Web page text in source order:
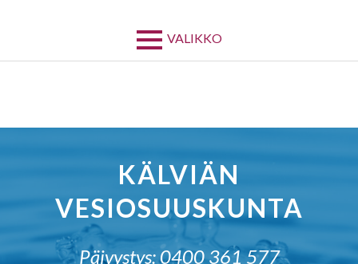
VALIKKO
KÄLVIÄN
VESIOSUUSKUNTA
Päivystys: 0400 361 577